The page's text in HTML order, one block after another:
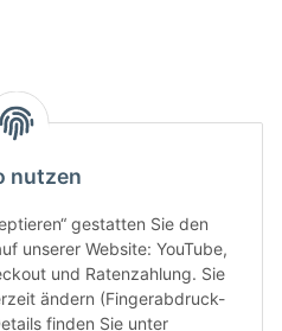
nutzen
gestatten Sie den
unserer Website: YouTube,
und Ratenzahlung. Sie
ändern (Fingerabdruck-
finden Sie unter